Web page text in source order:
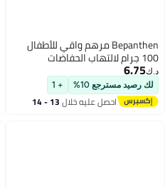
Bepanthen مرهم واقي للأطفال
100 جرام لالتهاب الحفاضات
د.ك‏6.75
لك رصيد مسترجع 10% + 1
احصل عليه خلال 13 - 14